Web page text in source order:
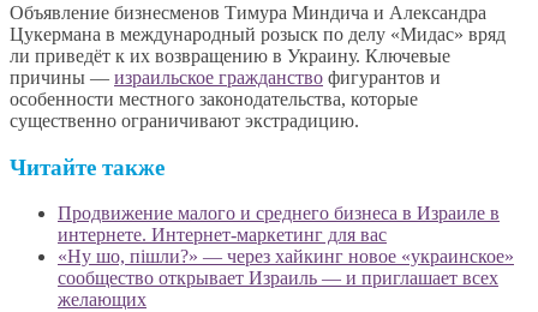
Объявление бизнесменов Тимура Миндича и Александра
Цукермана в международный розыск по делу «Мидас» вряд
ли приведёт к их возвращению в Украину. Ключевые
причины — израильское гражданство фигурантов и
особенности местного законодательства, которые
существенно ограничивают экстрадицию.
Читайте также
Продвижение малого и среднего бизнеса в Израиле в
интернете. Интернет-маркетинг для вас
«Ну шо, пішли?» — через хайкинг новое «украинское»
сообщество открывает Израиль — и приглашает всех
желающих